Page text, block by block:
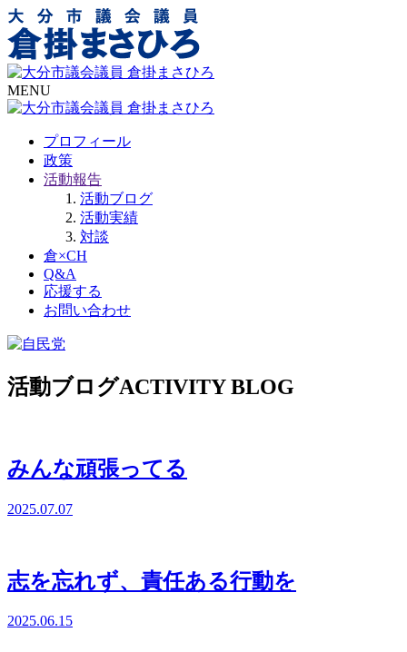
MENU
プロフィール
政策
活動報告
活動ブログ
活動実績
対談
倉×CH
Q&A
応援する
お問い合わせ
活動ブログACTIVITY BLOG
みんな頑張ってる
2025.07.07
志を忘れず、責任ある行動を
2025.06.15